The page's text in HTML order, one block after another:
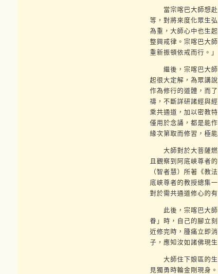
當宗喀巴大師想赴
等，對將來度化眾生
為重，大師心中也生
整興戒律。宗喀巴大
重新振頓依戒而行。」
繼後，宗喀巴大師
起很大定解，為眾講
作為修行的道體，而
禱，不斷詳研諸經與
乘共通道，加以密教
僅用於念誦，都是能
緣次第取而修習，極
大師對於大菩薩燃
且觀察到阿底峽尊者
（智者慧）所著《教
底峽尊者的教授總集
對於需共通道修心的
此後，宗喀巴大師
眷」時，自己的腳立
近修完時，腫痛立即
子，應知汝如諸佛現
大師住下娘區的生
見獨勇時輪金剛現身